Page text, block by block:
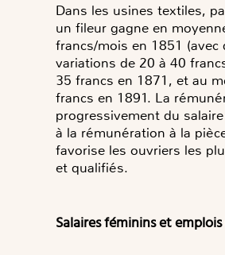
Dans les usines textiles,
un fileur gagne en
francs/mois en 1851 (avec
variations de 20 à 40
35 francs en 1871, et au
francs en 1891. La
progressivement du
à la rémunération à la
favorise les ouvriers les
et qualifiés.
Salaires féminins et